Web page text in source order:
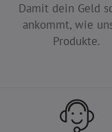
Damit dein Geld
ankommt, wie
Produkte.